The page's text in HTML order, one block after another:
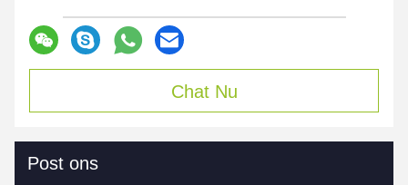
Chat Nu
Post ons